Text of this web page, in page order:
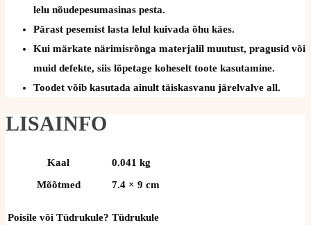
lelu nõudepesumasinas pesta.
Pärast pesemist lasta lelul kuivada õhu käes.
Kui märkate närimisrõnga materjalil muutust, pragusid või
muid defekte, siis lõpetage koheselt toote kasutamine.
Toodet võib kasutada ainult täiskasvanu järelvalve all.
LISAINFO
Kaal
0.041 kg
Mõõtmed
7.4 × 9 cm
Poisile või Tüdrukule? Tüdrukule